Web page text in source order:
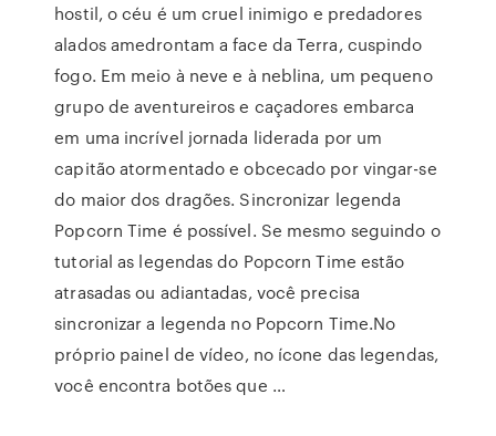
hostil, o céu é um cruel inimigo e predadores
alados amedrontam a face da Terra, cuspindo
fogo. Em meio à neve e à neblina, um pequeno
grupo de aventureiros e caçadores embarca
em uma incrível jornada liderada por um
capitão atormentado e obcecado por vingar-se
do maior dos dragões. Sincronizar legenda
Popcorn Time é possível. Se mesmo seguindo o
tutorial as legendas do Popcorn Time estão
atrasadas ou adiantadas, você precisa
sincronizar a legenda no Popcorn Time.No
próprio painel de vídeo, no ícone das legendas,
você encontra botões que …